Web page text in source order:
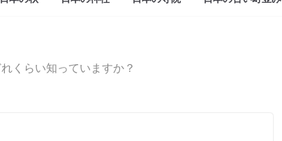
くらい知っていますか？